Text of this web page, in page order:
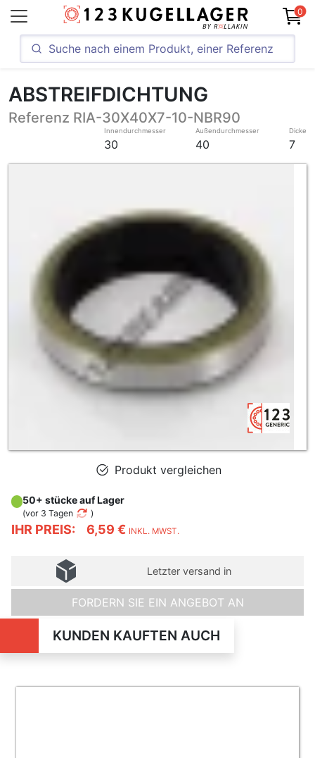
0
ABSTREIFDICHTUNG
Referenz RIA-30X40X7-10-NBR90
Innendurchmesser
30
Außendurchmesser
40
Dicke
7
Produkt vergleichen
IHR PREIS: 6,59 € INKL. MWST.
50+ stücke auf Lager
(vor 3 Tagen )
Letzter versand in
FORDERN SIE EIN ANGEBOT AN
KUNDEN KAUFTEN AUCH